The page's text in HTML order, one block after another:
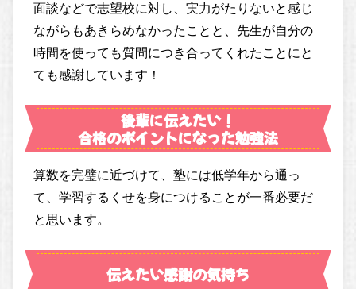
面談などで志望校に対し、実力がたりないと感じ
ながらもあきらめなかったことと、先生が自分の
時間を使っても質問につき合ってくれたことにと
ても感謝しています！
後輩に伝えたい！
合格のポイントになった勉強法
算数を完璧に近づけて、塾には低学年から通っ
て、学習するくせを身につけることが一番必要だ
と思います。
伝えたい感謝の気持ち